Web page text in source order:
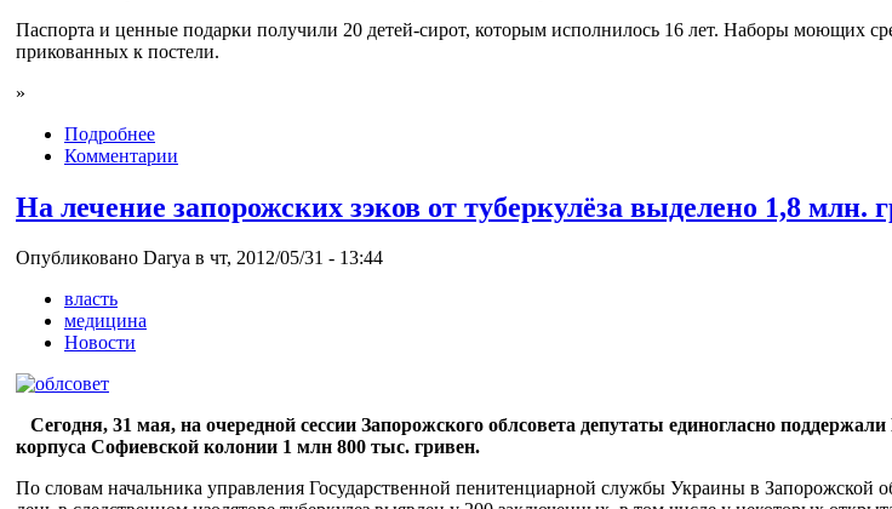
Паспорта и ценные подарки получили 20 детей-сирот, которым исполнилось 16 лет. Наборы моющих
прикованных к постели.
»
Подробнее
Комментарии
На лечение запорожских зэков от туберкулёза выделено 1,8 млн.
Опубликовано Darya в чт, 2012/05/31 - 13:44
власть
медицина
Новости
Сегодня, 31 мая, на очередной сессии Запорожского облсовета депутаты единогласно
корпуса Софиевской колонии 1 млн 800 тыс. гривен.
По словам начальника управления Государственной пенитенциарной службы Украины в Запорожской